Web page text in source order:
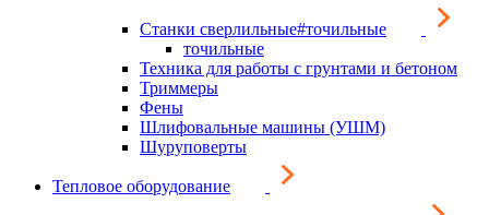
Станки сверлильные#точильные
точильные
Техника для работы с грунтами и бетоном
Триммеры
Фены
Шлифовальные машины (УШМ)
Шуруповерты
Тепловое оборудование